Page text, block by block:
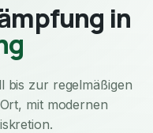
in
bis zur regelmäßigen
mit modernen